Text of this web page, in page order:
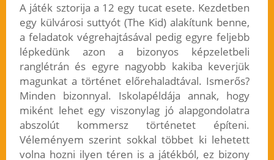
A játék sztorija a 12 egy tucat esete. Kezdetben
egy külvárosi suttyót (The Kid) alakítunk benne,
a feladatok végrehajtásával pedig egyre feljebb
lépkedünk azon a bizonyos képzeletbeli
ranglétrán és egyre nagyobb kakiba keverjük
magunkat a történet előrehaladtával. Ismerős?
Minden bizonnyal. Iskolapéldája annak, hogy
miként lehet egy viszonylag jó alapgondolatra
abszolút kommersz történetet építeni.
Véleményem szerint sokkal többet ki lehetett
volna hozni ilyen téren is a játékból, ez bizony